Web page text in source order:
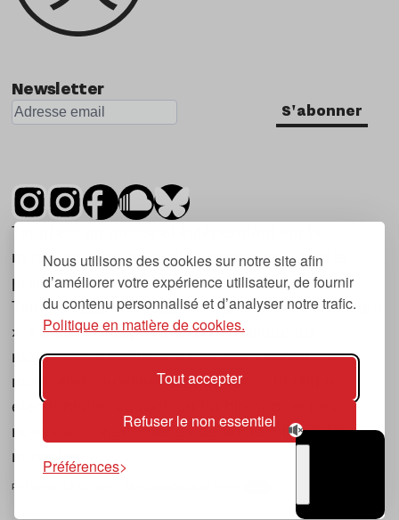
Nous utilisons des cookies sur notre site afin
d’améliorer votre expérience utilisateur, de fournir
du contenu personnalisé et d’analyser notre trafic.
Politique en matière de cookies.
Tout accepter
Refuser le non essentiel
Préférences
Newsletter
S'abonner
Tsugi est un mensuel indépendant sur la
musique et les nouvelles tendances, dont la
première parution date de 2007.
Tsugi en japonais signifie « prochain », « suivant
», ce qui correspond à la thématique du
magazine, à l’affût des nouvelles tendances
musicales, qu’elles viennent de la musique
électronique, du rock ou du hip hop, et des
nouveaux phénomènes de société liés à la
musique.
POLITIQUE DE COOKIES (UE)